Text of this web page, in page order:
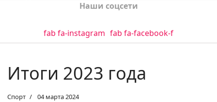
Наши соцсети
fab fa-instagram fab fa-facebook-f
Итоги 2023 года
Спорт 04 марта 2024